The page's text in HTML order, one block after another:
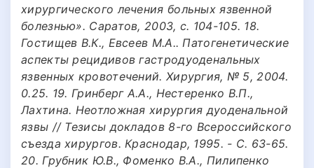
хирургического лечения больных язвенной
болезнью». Саратов, 2003, с. 104-105. 18.
Гостищев В.К., Евсеев М.А.. Патогенетические
аспекты рецидивов гастродуоденальных
язвенных кровотечений. Хирургия, № 5, 2004.
0.25. 19. Гринберг А.А., Нестеренко В.П.,
Лахтина. Неотложная хирургия дуоденальной
язвы // Тезисы докладов 8-го Всероссийского
съезда хирургов. Краснодар, 1995. - С. 63-65.
20. Грубник Ю.В., Фоменко В.А., Пилипенко